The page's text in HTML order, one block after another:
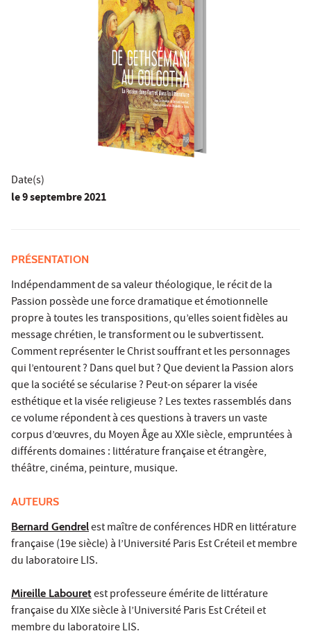
Date(s)
le9 septembre 2021
PRÉSENTATION
Indépendamment de sa valeur théologique, le récit de la
Passion possède une force dramatique et émotionnelle
propre à toutes les transpositions, qu’elles soient fidèles au
message chrétien, le transforment ou le subvertissent.
Comment représenter le Christ souffrant et les personnages
qui l’entourent ? Dans quel but ? Que devient la Passion alors
que la société se sécularise ? Peut-on séparer la visée
esthétique et la visée religieuse ? Les textes rassemblés dans
ce volume répondent à ces questions à travers un vaste
corpus d’œuvres, du Moyen Âge au XXIe siècle, empruntées à
différents domaines : littérature française et étrangère,
théâtre, cinéma, peinture, musique.
AUTEURS
Bernard Gendrelest maître de conférences HDR en littérature
française (19e siècle) à l’Université Paris Est Créteil et membre
du laboratoire LIS.
Mireille Labouretest professeure émérite de littérature
française du XIXe siècle à l’Université Paris Est Créteil et
membre du laboratoire LIS.